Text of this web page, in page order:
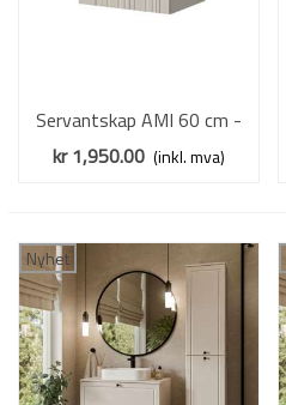
Servantskap AMI 60 cm -
cashmere - 1 skuff
kr 1,950.00 (inkl. mva)
Nyhet